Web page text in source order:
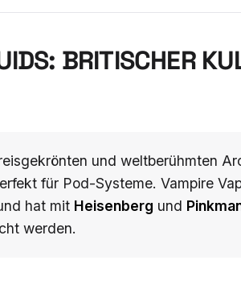
BRITISCHER
und weltberühmten
für Pod-Systeme. Vampire
hat mit Heisenberg und
werden.